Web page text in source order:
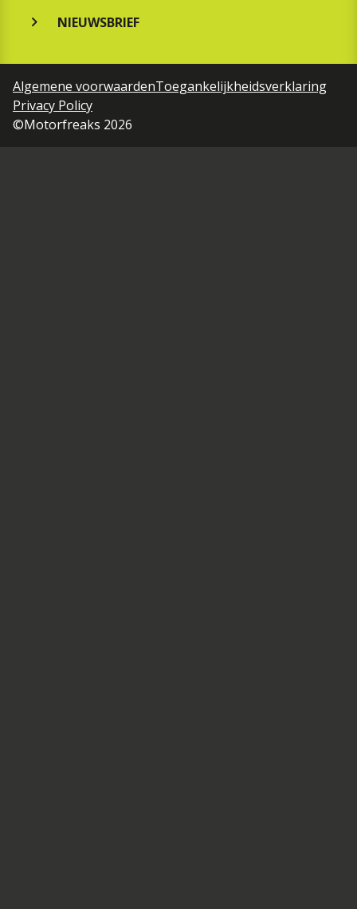
NIEUWSBRIEF
Algemene voorwaardenToegankelijkheidsverklaring
Privacy Policy
©Motorfreaks 2026